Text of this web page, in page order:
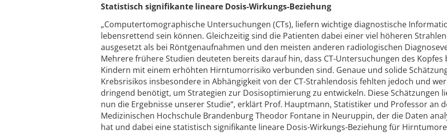
Statistisch signifikante lineare Dosis-Wirkungs-Beziehung
„Computertomographische Untersuchungen (CTs), liefern wichtige diagnostische
lebensrettend sein können. Gleichzeitig sind die Patienten dabei einer viel höheren
ausgesetzt als bei Röntgenaufnahmen und den meisten anderen radiologischen
Mehrere frühere Studien deuteten bereits darauf hin, dass CT-Untersuchungen des Kopfes
Kindern mit einem erhöhten Hirntumorrisiko verbunden sind. Genaue und solide
Krebsrisikos insbesondere in Abhängigkeit von der CT-Strahlendosis fehlten jedoch und
dringend benötigt, um Strategien zur Dosisoptimierung zu entwickeln. Diese Schätzungen
nun die Ergebnisse unserer Studie“, erklärt Prof. Hauptmann, Statistiker und Professor an
Medizinischen Hochschule Brandenburg Theodor Fontane in Neuruppin, der die Daten
hat und dabei eine statistisch signifikante lineare Dosis-Wirkungs-Beziehung für